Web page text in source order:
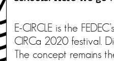
E-CIRCLE is the
CIRCa 2020 festival.
The concept remains